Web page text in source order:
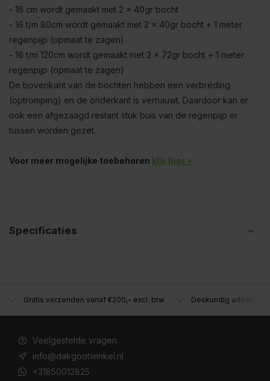
- 16 cm wordt gemaakt met 2 x 40gr bocht
- 16 t/m 80cm wordt gemaakt met 2 x 40gr bocht + 1 meter
regenpijp (opmaat te zagen)
- 16 t/m 120cm wordt gemaakt met 2 x 72gr bocht + 1 meter
regenpijp (opmaat te zagen)
De bovenkant van de bochten hebben een verbreding
(optromping) en de onderkant is vernauwt. Daardoor kan er
ook een afgezaagd restant stuk buis van de regenpijp er
tussen worden gezet.
Voor meer mogelijke toebehoren klik hier >
Specificaties
Gratis verzenden vanaf €200,- excl. btw Deskundig advies!
Veelgestelde vragen
info@dakgootwinkel.nl
+31850012825